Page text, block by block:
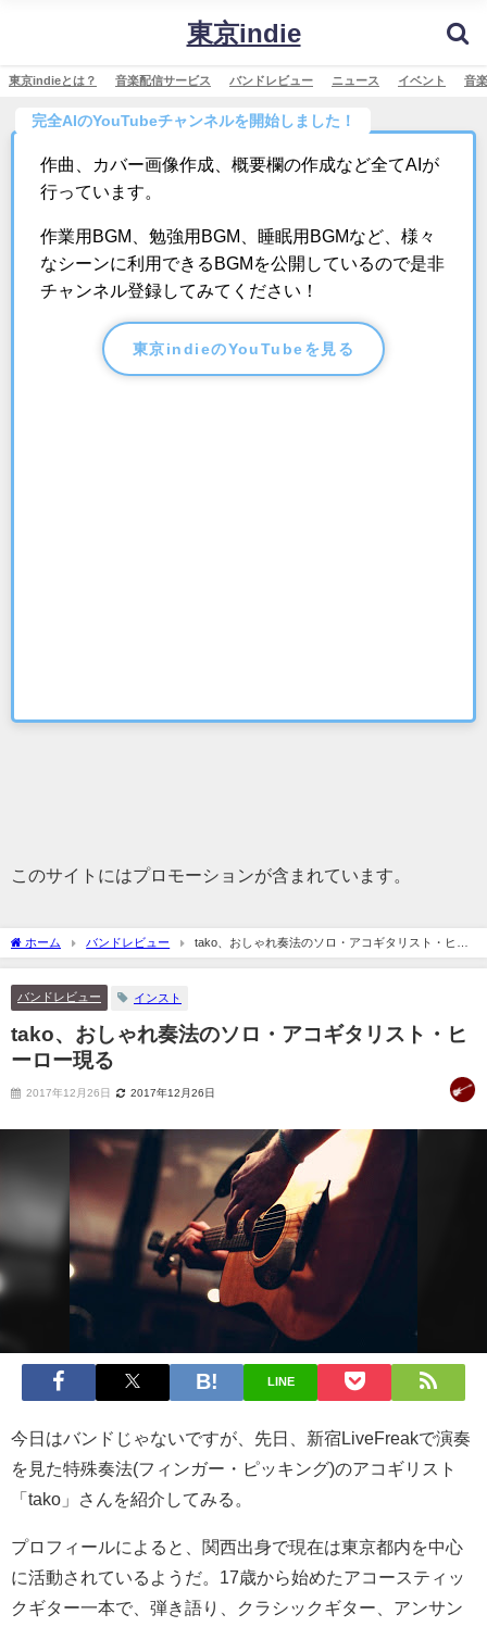
東京indie
東京indieとは？ 音楽配信サービス バンドレビュー ニュース イベント 音
完全AIのYouTubeチャンネルを開始しました！
作曲、カバー画像作成、概要欄の作成など全てAIが
行っています。
作業用BGM、勉強用BGM、睡眠用BGMなど、様々
なシーンに利用できるBGMを公開しているので是非
チャンネル登録してみてください！
東京indieのYouTubeを見る
このサイトにはプロモーションが含まれています。
ホーム バンドレビュー
tako、おしゃれ奏法のソロ・アコギタリスト・ヒー
ロー現る
バンドレビュー インスト
tako、おしゃれ奏法のソロ・アコギタリスト・ヒ
ーロー現る
2017年12月26日 2017年12月26日
LINE
今日はバンドじゃないですが、先日、新宿LiveFreakで演奏
を見た特殊奏法(フィンガー・ピッキング)のアコギリスト
「tako」さんを紹介してみる。
プロフィールによると、関西出身で現在は東京都内を中心
に活動されているようだ。17歳から始めたアコースティッ
クギター一本で、弾き語り、クラシックギター、アンサン